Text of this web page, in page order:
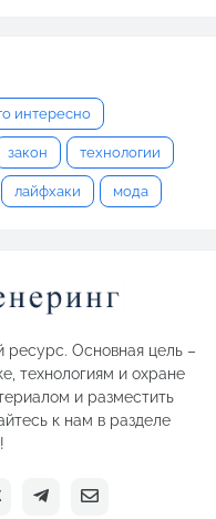
интересно
закон технологии
лайфхаки мода
Основная цель –
технологиям и охране
и разместить
к нам в разделе